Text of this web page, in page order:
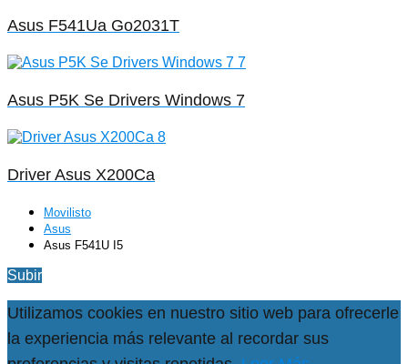
Asus F541Ua Go2031T
Asus P5K Se Drivers Windows 7
Driver Asus X200Ca
Movilisto
Asus
Asus F541U I5
Subir
Utilizamos cookies en nuestro sitio web para ofrecerle
la experiencia más relevante al recordar sus